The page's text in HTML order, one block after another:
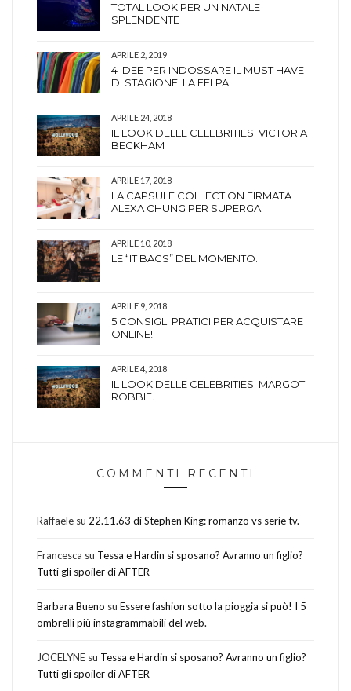
TOTAL LOOK PER UN NATALE
SPLENDENTE
APRILE 2, 2019
4 IDEE PER INDOSSARE IL MUST HAVE
DI STAGIONE: LA FELPA
APRILE 24, 2018
IL LOOK DELLE CELEBRITIES: VICTORIA
BECKHAM
APRILE 17, 2018
LA CAPSULE COLLECTION FIRMATA
ALEXA CHUNG PER SUPERGA
APRILE 10, 2018
LE “IT BAGS” DEL MOMENTO.
APRILE 9, 2018
5 CONSIGLI PRATICI PER ACQUISTARE
ONLINE!
APRILE 4, 2018
IL LOOK DELLE CELEBRITIES: MARGOT
ROBBIE.
COMMENTI RECENTI
Raffaele su 22.11.63 di Stephen King: romanzo vs serie tv.
Francesca su Tessa e Hardin si sposano? Avranno un figlio?
Tutti gli spoiler di AFTER
Barbara Bueno su Essere fashion sotto la pioggia si può! I 5
ombrelli più instagrammabili del web.
JOCELYNE su Tessa e Hardin si sposano? Avranno un figlio?
Tutti gli spoiler di AFTER